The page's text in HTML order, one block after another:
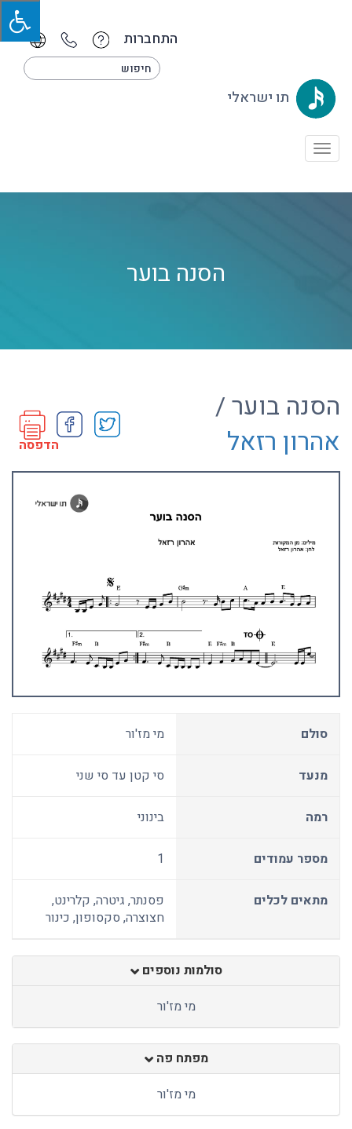
התחברות
תו ישראלי
Toggle
הסנה בוער
הסנה בוער /
אהרון רזאל
הדפסה
סולם מי מז'ור
מנעד סי קטן עד סי שני
רמה בינוני
מספר עמודים 1
מתאים לכלים
פסנתר, גיטרה, קלרינט,
חצוצרה, סקסופון, כינור
סולמות נוספים
מי מז'ור
מפתח פה
מי מז'ור